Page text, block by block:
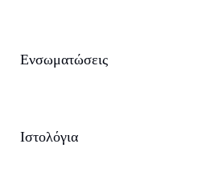
Ενσωματώσεις
Ιστολόγια